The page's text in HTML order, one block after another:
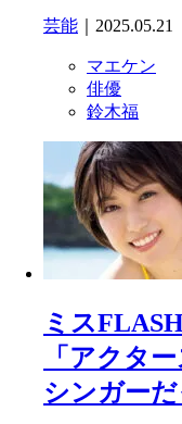
芸能 ｜2025.05.21
マエケン
俳優
鈴木福
ミス
「アクタ
シンガーだ